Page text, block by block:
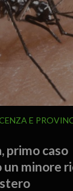
E
primo caso
un minore